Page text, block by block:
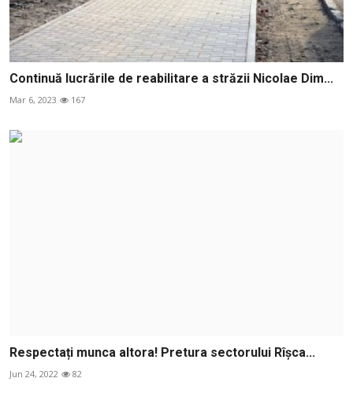
Continuă lucrările de reabilitare a străzii Nicolae Dim...
Mar 6, 2023 167
Respectați munca altora! Pretura sectorului Rîșca...
Jun 24, 2022 82